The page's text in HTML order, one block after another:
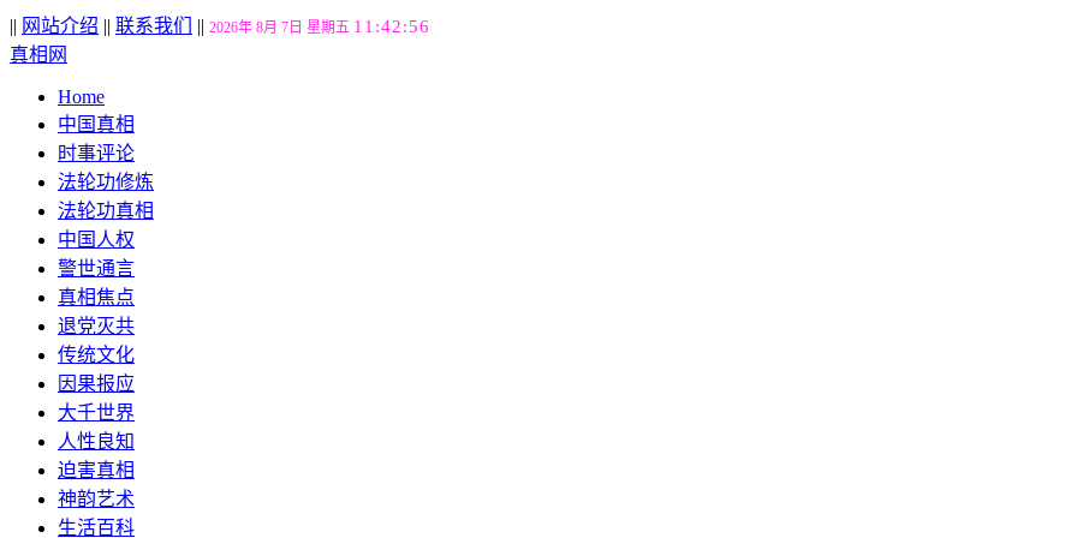
|| 网站介绍 || 联系我们 || 2026年 8月 7日 星期五 11:42:57
真相网
Home
中国真相
时事评论
法轮功修炼
法轮功真相
中国人权
警世通言
真相焦点
退党灭共
传统文化
因果报应
大千世界
人性良知
迫害真相
神韵艺术
生活百科